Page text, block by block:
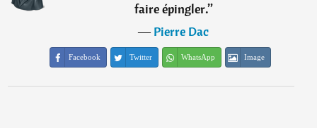
faire épingler.”
―Pierre Dac
Facebook Twitter WhatsApp Image